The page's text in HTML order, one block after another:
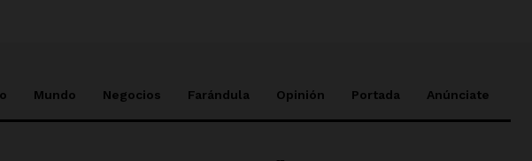
Mundo Negocios Farándula Opinión Portada Anúnciate